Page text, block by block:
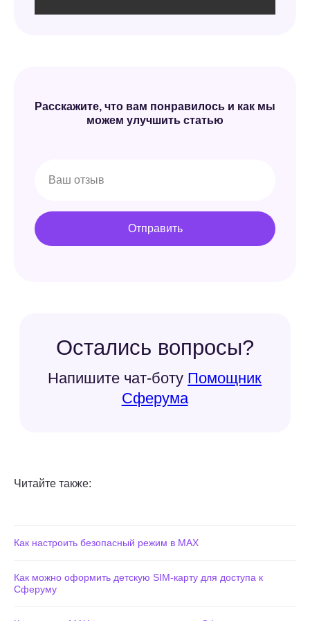
Расскажите, что вам понравилось и как мы
можем улучшить статью
Отправить
Читайте также:
Как настроить безопасный режим в MAX
Как можно оформить детскую SIM-карту для доступа к
Сферуму